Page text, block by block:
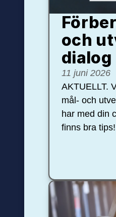
och
dialog
11 juni 2026
AKTUELLT.
mål- och
har med din
finns bra tips!